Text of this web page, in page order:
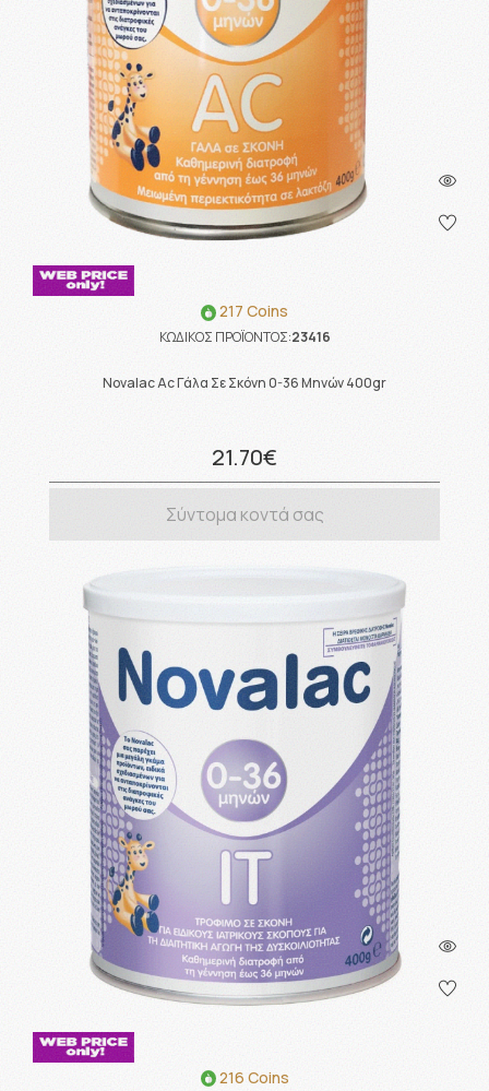
217 Coins
ΚΩΔΙΚΟΣ ΠΡΟΪΟΝΤΟΣ:23416
Novalac Ac Γάλα Σε Σκόνη 0-36 Μηνών 400gr
21.70€
Σύντομα κοντά σας
216 Coins